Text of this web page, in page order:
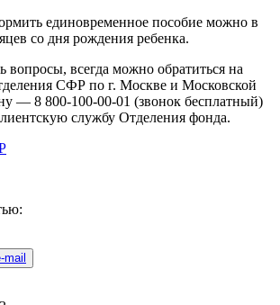
единовременное пособие можно в
со дня рождения ребенка.
вопросы, всегда можно обратиться на
СФР по г. Москве и Московской
— 8 800-100-00-01 (звонок бесплатный)
службу Отделения фонда.